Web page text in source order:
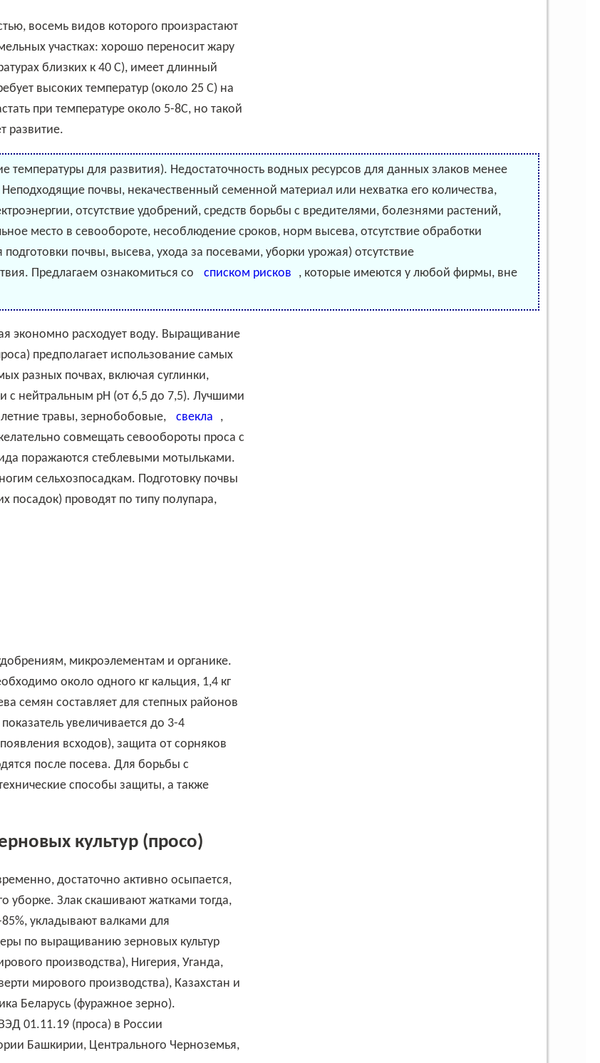
участках: хорошо переносит жару
близких к 40 С), имеет длинный
высоких температур (около 25 С) на
при температуре около 5-8С, но такой
развитие.
для развития). Недостаточность водных ресурсов для данных злаков менее
Неподходящие почвы, некачественный семенной материал или нехватка его количества,
отсутствие удобрений, средств борьбы с вредителями, болезнями растений,
место в севообороте, несоблюдение сроков, норм высева, отсутствие обработки
почвы, высева, ухода за посевами, уборки урожая) отсутствие
Предлагаем ознакомиться со
списком рисков
, которые имеются у любой фирмы, вне
предполагает использование самых
разных почвах, включая суглинки,
с нейтральным рН (от 6,5 до 7,5). Лучшими
травы, зернобобовые,
свекла
,
совмещать севообороты проса с
поражаются стеблевыми мотыльками.
сельхозпосадкам. Подготовку почвы
посадок) проводят по типу полупара,
около одного кг кальция, 1,4 кг
семян составляет для степных районов
увеличивается до 3-4
всходов), защита от сорняков
после посева. Для борьбы с
способы защиты, а также
культур (просо)
уборке. Злак скашивают жатками тогда,
85%, укладывают валками для
по выращиванию зерновых культур
производства), Нигерия, Уганда,
мирового производства), Казахстан и
Беларусь (фуражное зерно).
01.11.19 (проса) в России
Башкирии, Центрального Черноземья,